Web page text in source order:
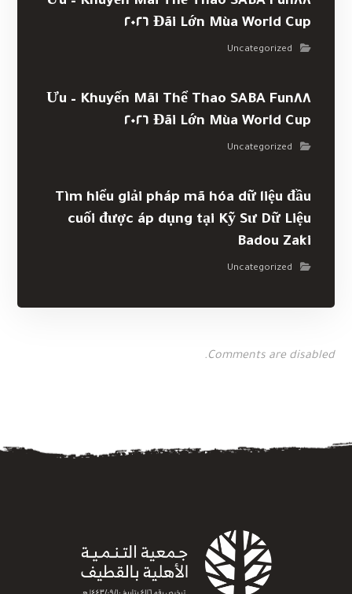
Đãi Lớn Mùa World Cup ٢٠٢٦
Uncategorized
Khuyến Mãi Thể Thao SABA Fun٨٨ – Ưu
Đãi Lớn Mùa World Cup ٢٠٢٦
Uncategorized
Tìm hiểu giải pháp mã hóa dữ liệu đầu
cuối được áp dụng tại Kỹ Sư Dữ Liệu
Badou Zaki
Uncategorized
Comments are disabled.